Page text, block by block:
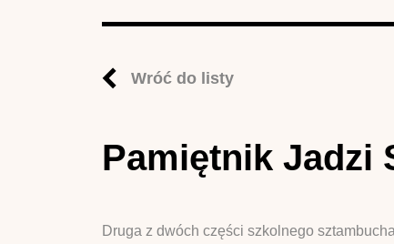
Wróć do listy
Pamiętnik Jadzi
Druga z dwóch części szkolnego